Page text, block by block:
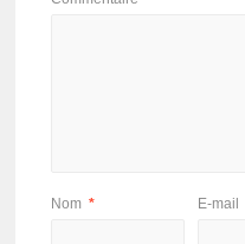
Nom * E-mail